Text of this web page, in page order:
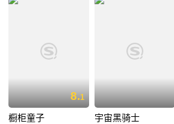
8.1
橱柜童子 宇宙黑骑士